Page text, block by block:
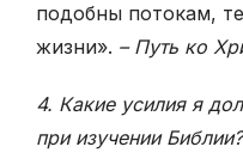
подобны потокам,
жизни». – Путь ко
4. Какие усилия я
при изучении Библии?